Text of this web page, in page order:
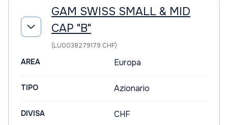
GAM SWISS SMALL & MID
CAP "B"
(LU0038279179 CHF)
AREA Europa
TIPO Azionario
DIVISA CHF